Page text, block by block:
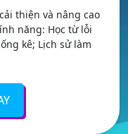
thiện và nâng cao
năng: Học từ lỗi
kê; Lịch sử làm